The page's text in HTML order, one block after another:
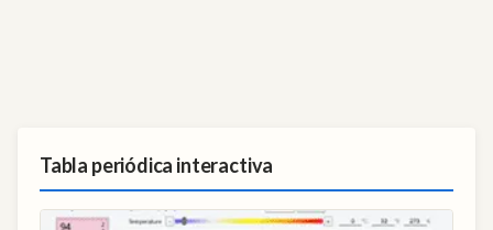
Tabla periódica interactiva